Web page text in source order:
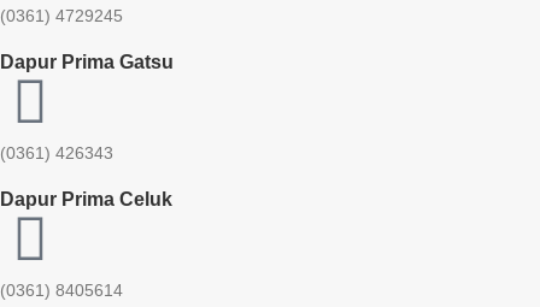
(0361) 4729245
Dapur Prima Gatsu
(0361) 426343
Dapur Prima Celuk
(0361) 8405614